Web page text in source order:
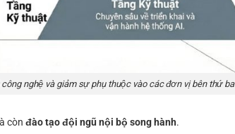
nghệ và giảm sự phụ thuộc vào các đơn vị bên thứ ba
còn đào tạo đội ngũ nội bộ song hành.